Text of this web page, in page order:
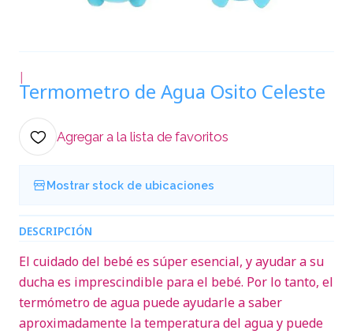
|
Termometro de Agua Osito Celeste
Agregar a la lista de favoritos
Mostrar stock de ubicaciones
DESCRIPCIÓN
El cuidado del bebé es súper esencial, y ayudar a su
ducha es imprescindible para el bebé. Por lo tanto, el
termómetro de agua puede ayudarle a saber
aproximadamente la temperatura del agua y puede